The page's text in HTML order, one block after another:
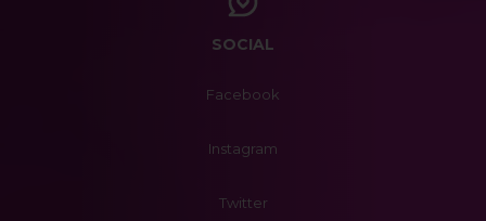
SOCIAL
Facebook
Instagram
Twitter